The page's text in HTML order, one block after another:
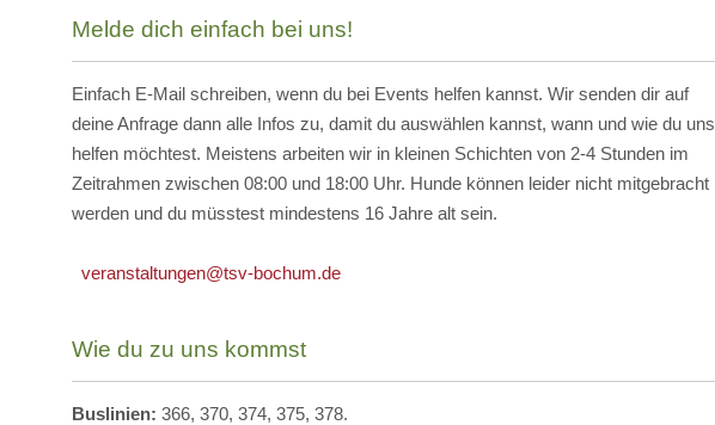
Melde dich einfach bei uns!
Einfach E-Mail schreiben, wenn du bei Events helfen kannst. Wir senden dir auf
deine Anfrage dann alle Infos zu, damit du auswählen kannst, wann und wie du uns
helfen möchtest. Meistens arbeiten wir in kleinen Schichten von 2-4 Stunden im
Zeitrahmen zwischen 08:00 und 18:00 Uhr. Hunde können leider nicht mitgebracht
werden und du müsstest mindestens 16 Jahre alt sein.
veranstaltungen@tsv-bochum.de
Wie du zu uns kommst
Buslinien: 366, 370, 374, 375, 378.